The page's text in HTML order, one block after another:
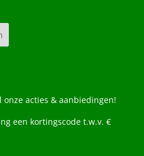
acties & aanbiedingen!
een kortingscode t.w.v. €